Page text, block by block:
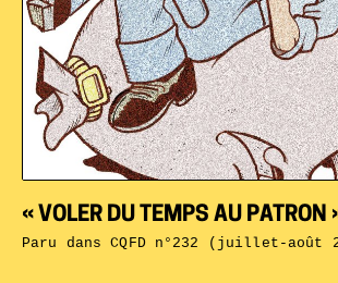
« VOLER DU TEMPS AU PATRON
Paru dansCQFD n°232 (juillet-août